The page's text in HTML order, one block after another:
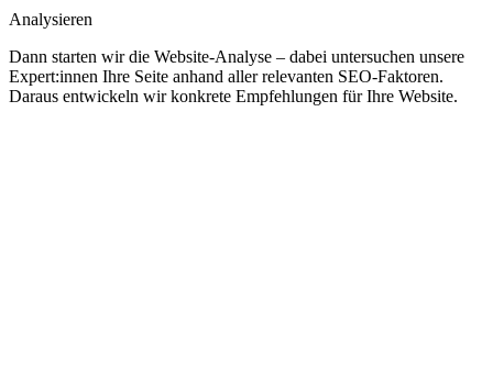
Analysieren
Dann starten wir die Website-Analyse – dabei untersuchen unsere
Expert:innen Ihre Seite anhand aller relevanten SEO-Faktoren.
Daraus entwickeln wir konkrete Empfehlungen für Ihre Website.